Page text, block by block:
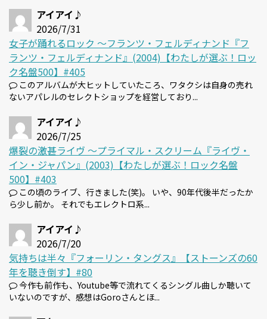
アイアイ♪
2026/7/31
女子が踊れるロック 〜フランツ・フェルディナンド『フ
ランツ・フェルディナンド』(2004)【わたしが選ぶ！ロッ
ク名盤500】#405
このアルバムが大ヒットしていたころ、ワタクシは自身の売れ
ないアパレルのセレクトショップを経営しており...
アイアイ♪
2026/7/25
爆裂の激甚ライヴ 〜プライマル・スクリーム『ライヴ・
イン・ジャパン』(2003)【わたしが選ぶ！ロック名盤
500】#403
この頃のライブ、行きました(笑)。 いや、90年代後半だったか
ら少し前か。 それでもエレクトロ系...
アイアイ♪
2026/7/20
気持ちは半々『フォーリン・タングス』【ストーンズの60
年を聴き倒す】#80
今作も前作も、Youtube等で流れてくるシングル曲しか聴いて
いないのですが、感想はGoroさんとほ...